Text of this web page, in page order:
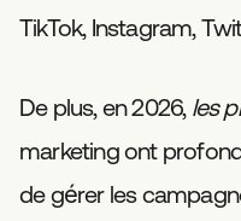
TikTok, Instagram,
De plus, en 2026, les
marketing ont
de gérer les